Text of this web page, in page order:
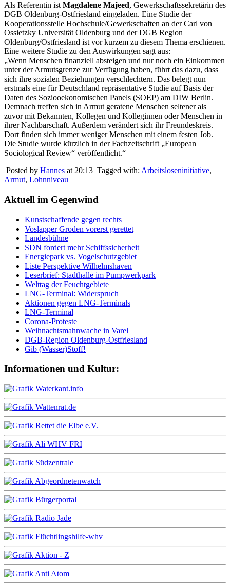
Als Referentin ist Magdalene Majeed, Gewerkschaftssekretärin des
DGB Oldenburg-Ostfriesland eingeladen. Eine Studie der
Kooperationsstelle Hochschule/Gewerkschaften an der Carl von
Ossietzky Universität Oldenburg und der DGB Region
Oldenburg/Ostfriesland ist vor kurzem zu diesem Thema erschienen.
Eine weitere Studie zu den Auswirkungen sagt aus:
„Wenn Menschen finanziell absteigen und nur noch ein Einkommen
unter der Armutsgrenze zur Verfügung haben, führt das dazu, dass
sich ihre sozialen Beziehungen verschlechtern. Das belegt nun
erstmals eine für Deutschland repräsentative Studie auf Basis der
Daten des Soziooekonomischen Panels (SOEP) am DIW Berlin.
Demnach treffen sich in Armut geratene Menschen seltener als
zuvor mit Bekannten, Kollegen und Kolleginnen oder Menschen in
ihrer Nachbarschaft. Außerdem verändert sich ihr Freundeskreis.
Dort finden sich immer weniger Menschen mit einem festen Job.
Die Studie wurde kürzlich in der Fachzeitschrift „European
Sociological Review“ veröffentlicht.“
Posted by Hannes at 20:13 Tagged with: Arbeitsloseninitiative,
Armut, Lohnniveau
Aktuell im Gegenwind
Kunstschaffende gegen rechts
Voslapper Groden vorerst gerettet
Landesbühne
SDN fordert mehr Schiffssicherheit
Energiepark vs. Vogelschutzgebiet
Liste Perspektive Wilhelmshaven
Leserbrief: Stadthalle im Pumpwerkpark
Welttag der Feuchtgebiete
LNG-Terminal: Widerspruch
Aktionen gegen LNG-Terminals
LNG-Terminal
Corona-Proteste
Weihnachtsmahnwache in Varel
DGB-Region Oldenburg-Ostfriesland
Gib (Wasser)Stoff!
Informationen und Kultur: